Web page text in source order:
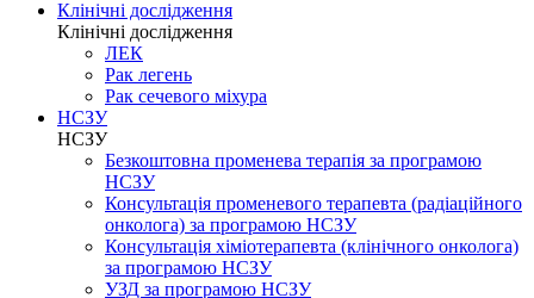
Клінічні дослідження
Клінічні дослідження
ЛЕК
Рак легень
Рак сечевого міхура
НСЗУ
НСЗУ
Безкоштовна променева терапія за програмою
НСЗУ
Консультація променевого терапевта (радіаційного
онколога) за програмою НСЗУ
Консультація хіміотерапевта (клінічного онколога)
за програмою НСЗУ
УЗД за програмою НСЗУ